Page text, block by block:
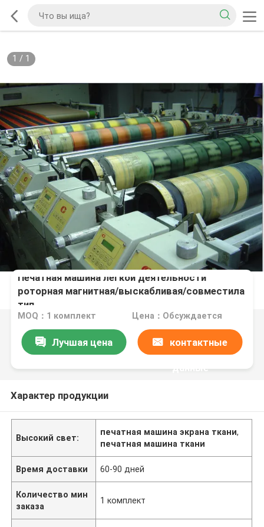
1 / 1
Печатная машина легкой деятельности
роторная магнитная/выскабливая/совместила
тип
MOQ：1 комплект Цена：Обсуждается
Лучшая цена контактные
данные
Характер продукции
Высокий свет:
печатная машина экрана ткани,
печатная машина ткани
Время доставки 60-90 дней
Количество мин
заказа
1 комплект